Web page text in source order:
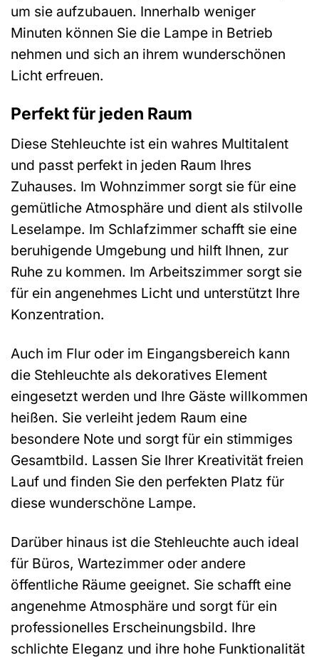
um sie aufzubauen. Innerhalb weniger
Minuten können Sie die Lampe in Betrieb
nehmen und sich an ihrem wunderschönen
Licht erfreuen.
Perfekt für jeden Raum
Diese Stehleuchte ist ein wahres Multitalent
und passt perfekt in jeden Raum Ihres
Zuhauses. Im Wohnzimmer sorgt sie für eine
gemütliche Atmosphäre und dient als stilvolle
Leselampe. Im Schlafzimmer schafft sie eine
beruhigende Umgebung und hilft Ihnen, zur
Ruhe zu kommen. Im Arbeitszimmer sorgt sie
für ein angenehmes Licht und unterstützt Ihre
Konzentration.
Auch im Flur oder im Eingangsbereich kann
die Stehleuchte als dekoratives Element
eingesetzt werden und Ihre Gäste willkommen
heißen. Sie verleiht jedem Raum eine
besondere Note und sorgt für ein stimmiges
Gesamtbild. Lassen Sie Ihrer Kreativität freien
Lauf und finden Sie den perfekten Platz für
diese wunderschöne Lampe.
Darüber hinaus ist die Stehleuchte auch ideal
für Büros, Wartezimmer oder andere
öffentliche Räume geeignet. Sie schafft eine
angenehme Atmosphäre und sorgt für ein
professionelles Erscheinungsbild. Ihre
schlichte Eleganz und ihre hohe Funktionalität